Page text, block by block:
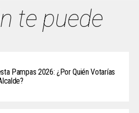
te puede
Pampas 2026: ¿Por Quién Votarías